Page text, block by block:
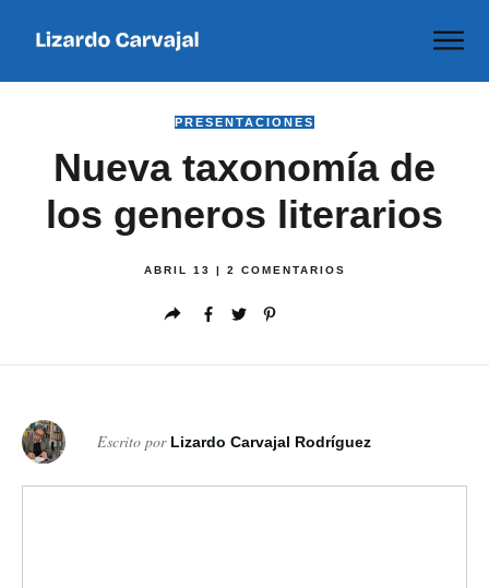
PRESENTACIONES
Nueva taxonomía de
los generos literarios
ABRIL 13 | 2 COMENTARIOS
Escrito por Lizardo Carvajal Rodríguez